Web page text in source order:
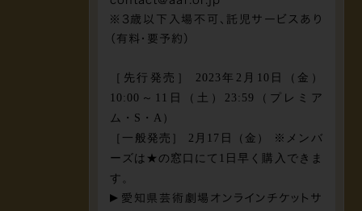
※3歳以下入場不可、託児サービスあり
（有料・要予約）
［先行発売］ 2023年2月10日（金）
10:00～11日（土）23:59（プレミア
ム・S・A）
［一般発売］ 2月17日（金） ※メンバ
ーズは★の窓口にて1日早く購入できま
す。
愛知県芸術劇場オンラインチケットサ